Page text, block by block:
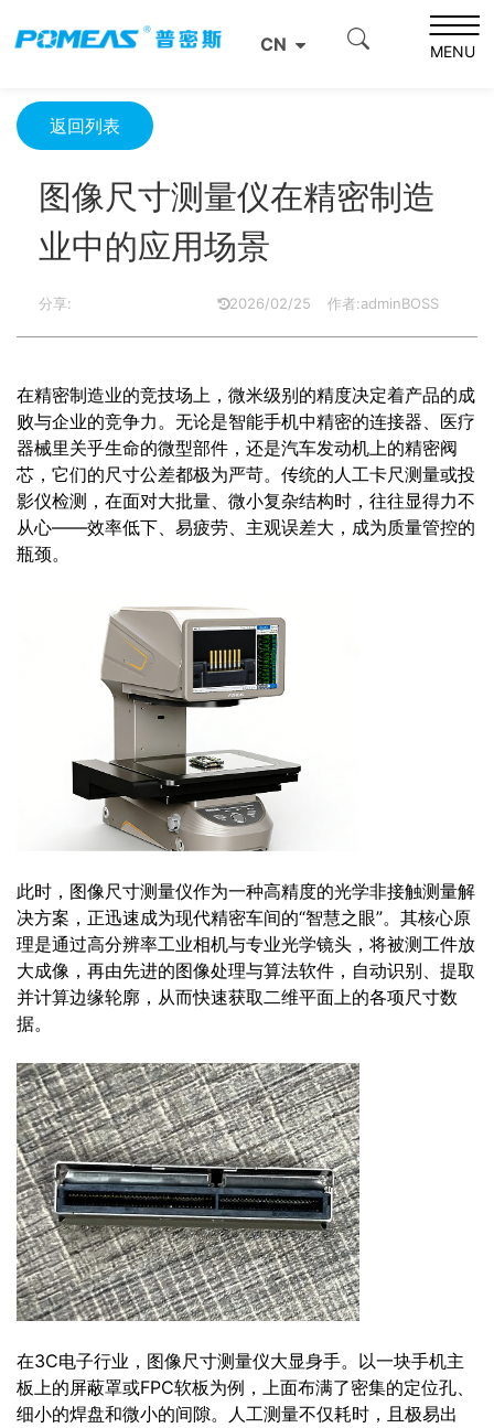
CN MENU
图像尺寸测量仪在精密制造业中的应用场景
返回列表
图像尺寸测量仪在精密制造
业中的应用场景
分享: 2026/02/25 作者:adminBOSS
在精密制造业的竞技场上，微米级别的精度决定着产品的成
败与企业的竞争力。无论是智能手机中精密的连接器、医疗
器械里关乎生命的微型部件，还是汽车发动机上的精密阀
芯，它们的尺寸公差都极为严苛。传统的人工卡尺测量或投
影仪检测，在面对大批量、微小复杂结构时，往往显得力不
从心——效率低下、易疲劳、主观误差大，成为质量管控的
瓶颈。
此时，图像尺寸测量仪作为一种高精度的光学非接触测量解
决方案，正迅速成为现代精密车间的“智慧之眼”。其核心原
理是通过高分辨率工业相机与专业光学镜头，将被测工件放
大成像，再由先进的图像处理与算法软件，自动识别、提取
并计算边缘轮廓，从而快速获取二维平面上的各项尺寸数
据。
在3C电子行业，图像尺寸测量仪大显身手。以一块手机主
板上的屏蔽罩或FPC软板为例，上面布满了密集的定位孔、
细小的焊盘和微小的间隙。人工测量不仅耗时，且极易出